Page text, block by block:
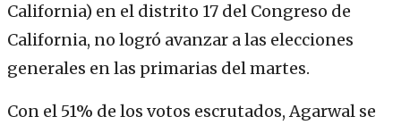
California) en el distrito 17 del Congreso de
California, no logró avanzar a las elecciones
generales en las primarias del martes.
Con el 51% de los votos escrutados, Agarwal se